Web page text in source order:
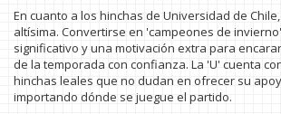
En cuanto a los hinchas de Universidad de
altísima. Convertirse en 'campeones de
significativo y una motivación extra para
de la temporada con confianza. La 'U' cuenta
hinchas leales que no dudan en ofrecer su
importando dónde se juegue el partido.